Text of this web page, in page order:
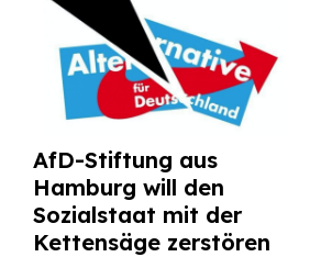
AfD-Stiftung aus
Hamburg will den
Sozialstaat mit der
Kettensäge zerstören